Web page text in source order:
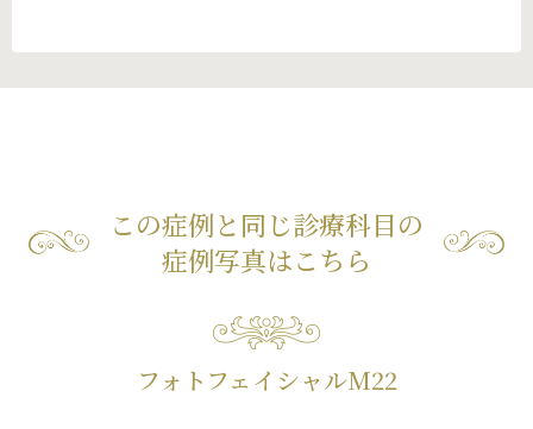
この症例と同じ診療科目の
症例写真はこちら
フォトフェイシャルM22